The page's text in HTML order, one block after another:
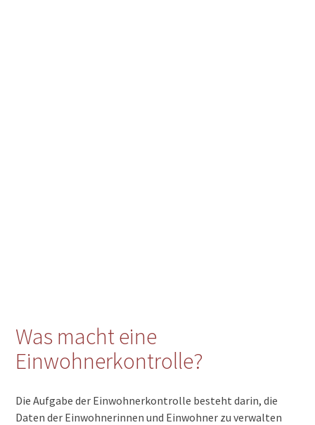
Was macht eine
Einwohnerkontrolle?
Die Aufgabe der Einwohnerkontrolle besteht darin, die
Daten der Einwohnerinnen und Einwohner zu verwalten